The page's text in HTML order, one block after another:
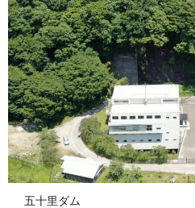
五十里ダム